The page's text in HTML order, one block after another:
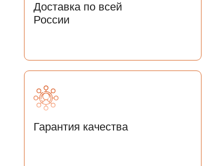
Доставка по всей
России
Гарантия качества
ОСТАВЬТЕ СВОИ ДАННЫЕ И